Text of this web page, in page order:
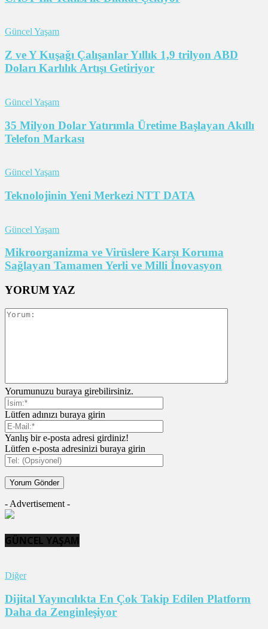
Güncel Yaşam
Z ve Y Kuşağı Çalışanlar Yıllık 1,9 trilyon ABD
Doları Karlılık Artışı Getiriyor
Güncel Yaşam
35 Milyon Dolar Yatırımla Üretime Başlayan Akıllı
Telefon Markası
Güncel Yaşam
Teknolojinin Yeni Merkezi NTT DATA
Güncel Yaşam
Mikroorganizma ve Virüslere Karşı Koruma
Sağlayan Tamamen Yerli ve Milli İnovasyon
YORUM YAZ
Yorumunuzu buraya girebilirsiniz.
Lütfen adınızı buraya girin
Yanlış bir e-posta adresi girdiniz!
Lütfen e-posta adresinizi buraya girin
- Advertisement -
GÜNCEL YAŞAM
Diğer
Dijital Yayıncılıkta En Çok Takip Edilen Platform
Daha da Zenginleşiyor